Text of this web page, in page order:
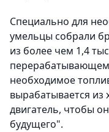
Специально для
умельцы собрали
из более чем 1,4
необходимое
вырабатывается из
двигатель, чтобы
будущего".